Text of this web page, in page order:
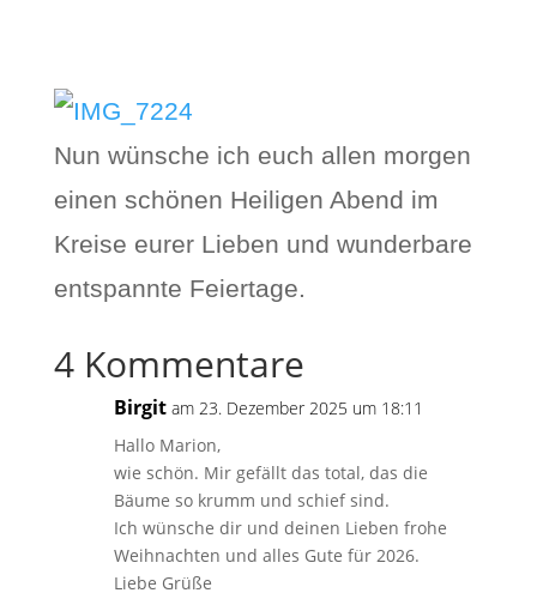
Nun wünsche ich euch allen morgen
einen schönen Heiligen Abend im
Kreise eurer Lieben und wunderbare
entspannte Feiertage.
4 Kommentare
Birgit am 23. Dezember 2025 um 18:11
Hallo Marion,
wie schön. Mir gefällt das total, das die
Bäume so krumm und schief sind.
Ich wünsche dir und deinen Lieben frohe
Weihnachten und alles Gute für 2026.
Liebe Grüße